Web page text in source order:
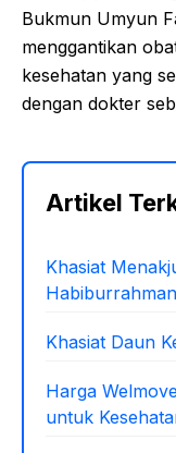
Bukmun Umyun
menggantikan
kesehatan yang
dengan dokter
Artikel
Khasiat
Khasiat Daun
Harga
untuk